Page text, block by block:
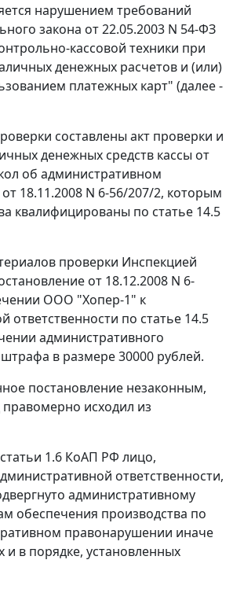
нарушением требований
закона от 22.05.2003 N 54-ФЗ
кассовой техники при
денежных расчетов и (или)
платежных карт" (далее -
составлены акт проверки и
денежных средств кассы от
об административном
18.11.2008 N 6-56/207/2, которым
квалифицированы по статье 14.5
проверки Инспекцией
от 18.12.2008 N 6-
ООО "Хопер-1" к
ответственности по статье 14.5
административного
в размере 30000 рублей.
постановление незаконным,
исходил из
1.6 КоАП РФ лицо,
ответственности,
административному
обеспечения производства по
правонарушении иначе
и в порядке, установленных